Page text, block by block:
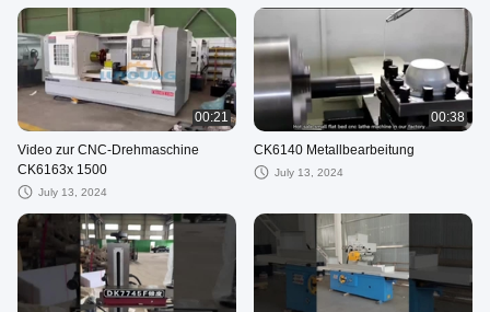
00:21
Video zur CNC-Drehmaschine
CK6163x 1500
July 13, 2024
00:38
CK6140 Metallbearbeitung
July 13, 2024